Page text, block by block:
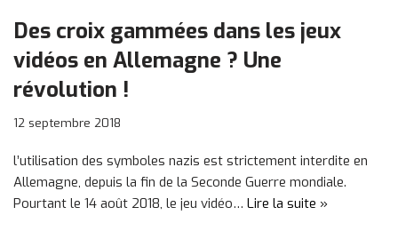
Des croix gammées dans les jeux
vidéos en Allemagne ? Une
révolution !
12 septembre 2018
l’utilisation des symboles nazis est strictement interdite en
Allemagne, depuis la fin de la Seconde Guerre mondiale.
Pourtant le 14 août 2018, le jeu vidéo… Lire la suite »